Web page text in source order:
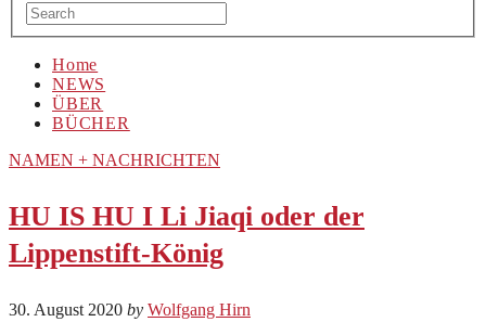
Home
NEWS
ÜBER
BÜCHER
NAMEN + NACHRICHTEN
HU IS HU I Li Jiaqi oder der
Lippenstift-König
30. August 2020 by Wolfgang Hirn